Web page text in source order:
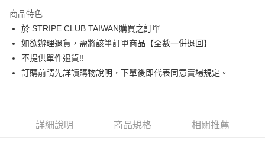
臺灣中小企業銀行
匯豐（台灣）商業銀行
華泰商業銀行
聯邦商業銀行
遠東國際商業銀行
元大商業銀行
玉山商業銀行
星展（台灣）商業銀行
Apple Pay
街口支付
悠遊付
相關說明
【大哥付你分期使用說明】
商品特色
於 STRIPE CLUB TAIWAN購買之訂單
如欲辦理退貨，需將該筆訂單商品【全數一併退回】
不提供單件退貨!!
訂購前請先詳讀購物說明，下單後即代表同意賣場規定。
詳細說明 商品規格 相關推薦